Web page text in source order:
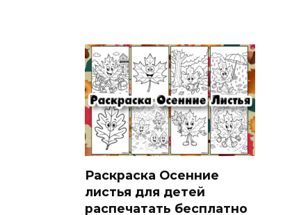
Раскраска Осенние
листья для детей
распечатать бесплатно